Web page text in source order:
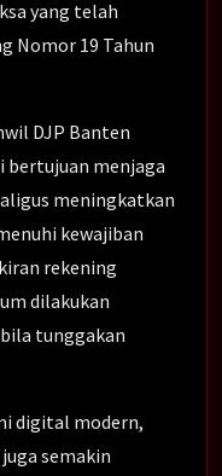
yang telah
Nomor 19 Tahun
DJP Banten
bertujuan menjaga
meningkatkan
kewajiban
rekening
dilakukan
tunggakan
digital modern,
semakin